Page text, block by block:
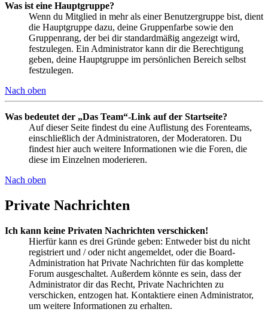
Was ist eine Hauptgruppe?
Wenn du Mitglied in mehr als einer Benutzergruppe bist, dient
die Hauptgruppe dazu, deine Gruppenfarbe sowie den
Gruppenrang, der bei dir standardmäßig angezeigt wird,
festzulegen. Ein Administrator kann dir die Berechtigung
geben, deine Hauptgruppe im persönlichen Bereich selbst
festzulegen.
Nach oben
Was bedeutet der „Das Team“-Link auf der Startseite?
Auf dieser Seite findest du eine Auflistung des Forenteams,
einschließlich der Administratoren, der Moderatoren. Du
findest hier auch weitere Informationen wie die Foren, die
diese im Einzelnen moderieren.
Nach oben
Private Nachrichten
Ich kann keine Privaten Nachrichten verschicken!
Hierfür kann es drei Gründe geben: Entweder bist du nicht
registriert und / oder nicht angemeldet, oder die Board-
Administration hat Private Nachrichten für das komplette
Forum ausgeschaltet. Außerdem könnte es sein, dass der
Administrator dir das Recht, Private Nachrichten zu
verschicken, entzogen hat. Kontaktiere einen Administrator,
um weitere Informationen zu erhalten.